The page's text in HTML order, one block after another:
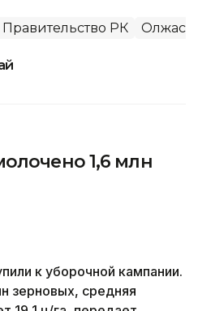
Правительство РК Олжас
1,6 млн
к уборочной кампании.
зерновых, средняя